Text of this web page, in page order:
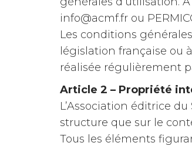
info@acmf.fr ou
Les conditions
législation française ou
réalisée régulièrement
Article 2 – Propriété
L’Association éditrice
structure que sur le
Tous les éléments